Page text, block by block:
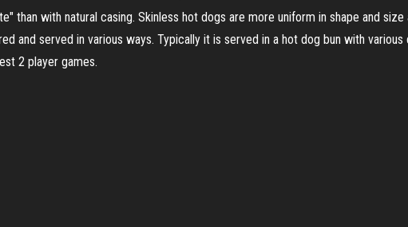
than with natural casing. Skinless hot dogs are more uniform in shape and
and served in various ways. Typically it is served in a hot dog bun with
2 player games.